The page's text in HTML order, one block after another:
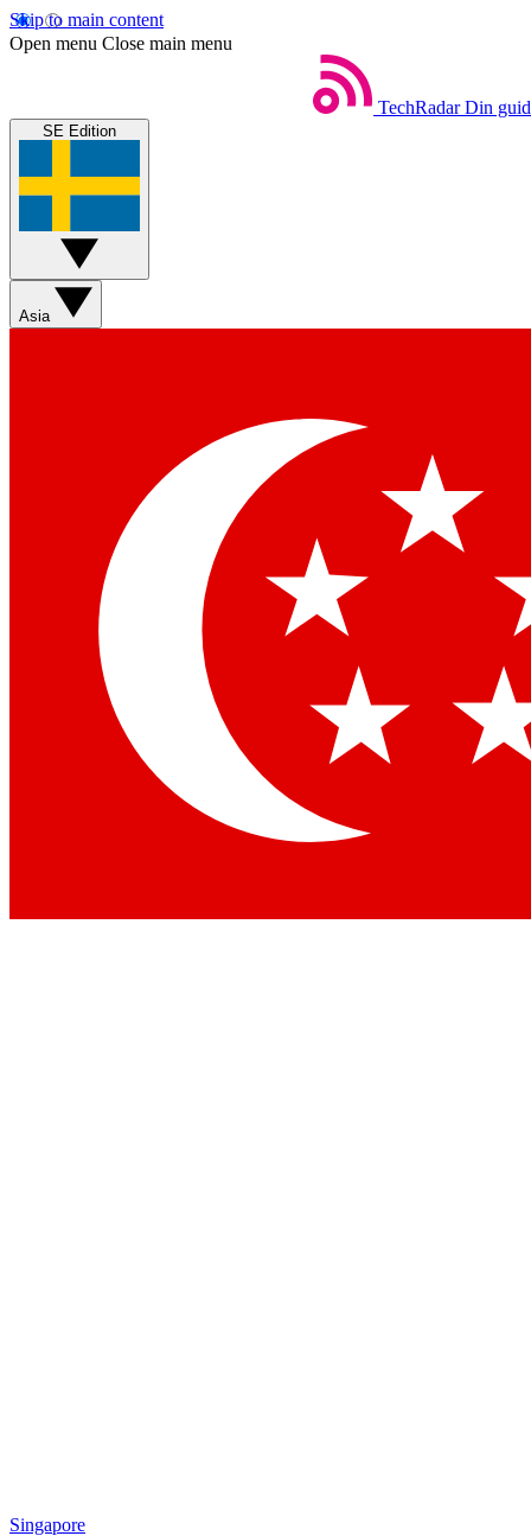
Skip to main content
Open menu Close main menu
TechRadar Din
SE Edition
Asia
Singapore